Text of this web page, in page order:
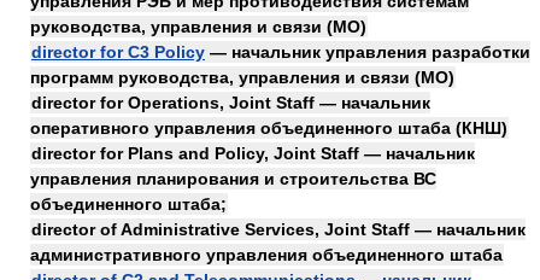
руководства, управления и связи (МО)
director for C3 Policy — начальник управления разработки
программ руководства, управления и связи (МО)
director for Operations, Joint Staff — начальник
оперативного управления объединенного штаба (КНШ)
director for Plans and Policy, Joint Staff — начальник
управления планирования и строительства ВС
объединенного штаба;
director of Administrative Services, Joint Staff — начальник
административного управления объединенного штаба